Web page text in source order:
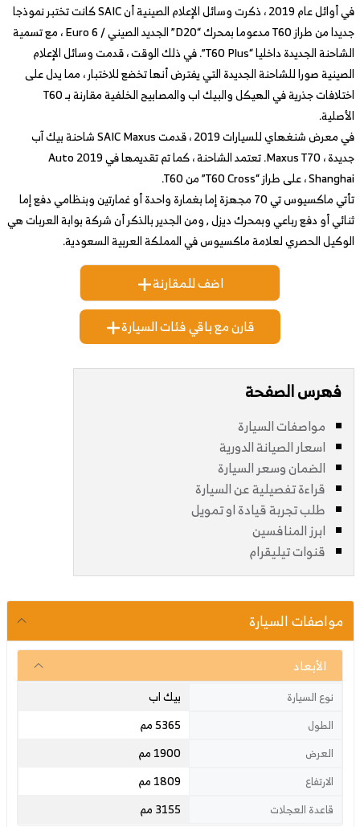
في أوائل عام 2019 ، ذكرت وسائل الإعلام الصينية أن SAIC كانت تختبر نموذجا
جديدا من طراز T60 مدعوما بمحرك “D20” الجديد الصيني / Euro 6 ، مع تسمية
الشاحنة الجديدة داخليا “T60 Plus”. في ذلك الوقت ، قدمت وسائل الإعلام
الصينية صورا للشاحنة الجديدة التي يفترض أنها تخضع للاختبار ، مما يدل على
اختلافات جذرية في الهيكل والبيك اب والمصابيح الخلفية مقارنة بـ T60
الأصلية.
في معرض شنغهاي للسيارات 2019 ، قدمت SAIC Maxus شاحنة بيك آب
جديدة ، Maxus T70. تعتمد الشاحنة ، كما تم تقديمها في 2019 Auto
Shanghai ، على طراز “T60 Cross” من T60.
تأتي ماكسيوس تي 70 مجهزة إما بغمارة واحدة أو غمارتين وبنظامي دفع إما
ثنائي أو دفع رباعي وبمحرك ديزل , ومن الجدير بالذكر أن شركة بوابة العربات هي
الوكيل الحصري لعلامة ماكسيوس في المملكة العربية السعودية.
اضف للمقارنة
قارن مع باقي فئات السيارة
فهرس الصفحة
مواصفات السيارة
اسعار الصيانة الدورية
الضمان وسعر السيارة
قراءة تفصيلية عن السيارة
طلب تجربة قيادة او تمويل
ابرز المنافسين
قنوات تيليقرام
مواصفات السيارة
الأبعاد
نوع السيارة بيك اب
الطول 5365 مم
العرض 1900 مم
الارتفاع 1809 مم
قاعدة العجلات 3155 مم